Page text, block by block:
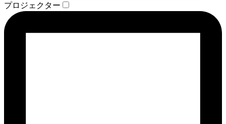
プロジェクター